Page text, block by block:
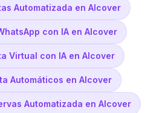
Automatizada en Alcover
con IA en Alcover
Virtual con IA en Alcover
Automáticos en Alcover
Automatizada en Alcover